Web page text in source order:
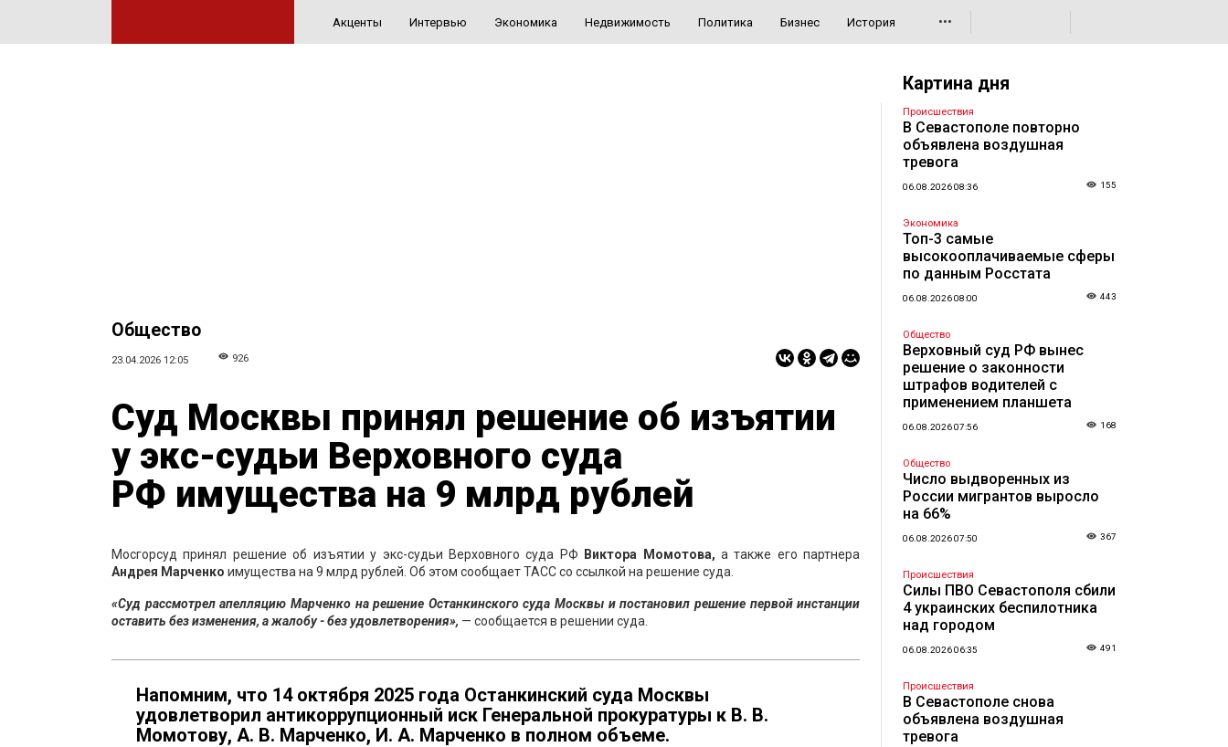
Акценты Интервью Экономика Недвижимость Политика Бизнес История •••
Общество
23.04.2026 12:05 926
Суд Москвы принял решение об изъятии
у экс-судьи Верховного суда
РФ имущества на 9 млрд рублей
Мосгорсуд принял решение об изъятии у экс-судьи Верховного суда РФ Виктора Момотова, а также его партнера
Андрея Марченко имущества на 9 млрд рублей. Об этом сообщает ТАСС со ссылкой на решение суда.
«Суд рассмотрел апелляцию Марченко на решение Останкинского суда Москвы и постановил решение первой инстанции
оставить без изменения, а жалобу - без удовлетворения», — сообщается в решении суда.
Напомним, что 14 октября 2025 года Останкинский суда Москвы
удовлетворил антикоррупционный иск Генеральной прокуратуры к В. В.
Момотову, А. В. Марченко, И. А. Марченко в полном объеме.
Картина дня
Происшествия
В Севастополе повторно
объявлена воздушная
тревога
06.08.2026 08:36 155
Экономика
Топ-3 самые
высокооплачиваемые сферы
по данным Росстата
06.08.2026 08:00 443
Общество
Верховный суд РФ вынес
решение о законности
штрафов водителей с
применением планшета
06.08.2026 07:56 168
Общество
Число выдворенных из
России мигрантов выросло
на 66%
06.08.2026 07:50 367
Происшествия
Силы ПВО Севастополя сбили
4 украинских беспилотника
над городом
06.08.2026 06:35 491
Происшествия
В Севастополе снова
объявлена воздушная
тревога